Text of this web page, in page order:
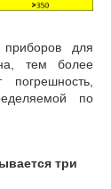
для
тем более
по
три